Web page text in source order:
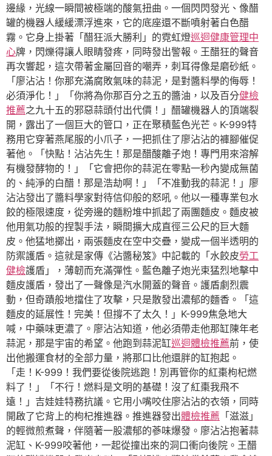
邊緣，光線一瞬間被極端的酸氣扭曲。一個閃閃發光、像醋
罐的機器人緩緩漂浮進來，它的底座還不斷噴射著白色醋
霧。它身上掛著「醋狂派大勝利」的霓虹燈巡迴健康管理中
心牌，閃爍得讓人眼睛發疼，同時發出警報。王醋狂的聲音
再次響起，這次帶著金屬回音的嘲弄，刺耳得像是磨砂紙。
「廖沾沾！你那充滿腐敗氣味的蒜泥，是對醬料學的侮辱！
必須淨化！」「你將為你那百分之五的醬油，以及百分健檢
推薦之九十五的邪惡蒜頭付出代價！」醋罐機器人的頂端裂
開，露出了一個巨大的管口，正在聚積藍色光芒。K-999特
務用它穿著燕尾服的小爪子，一把抓住了廖沾沾的褲腳催促
著他。「快點！沾沾先生！那是醋酸離子炮！專門用來溶解
有機發酵物的！」「它會把你的蒜泥在零點一秒內變成無菌
的、純淨的白醋！那是浩劫啊！」「不准動我的蒜泥！」廖
沾沾發出了醬料學家對待信仰般的怒吼。他以一種專業包水
餃的極限速度，從旁邊的麵粉堆中抓起了兩團麵皮。麵皮被
他用氣功般的捏製手法，瞬間擴大成直徑三公尺的巨大麵
皮。他猛地擲出，兩張麵皮在空中交疊，變成一個半透明的
防禦護盾。這就是家傳《沾醬秘笈》中記載的「水餃皮勞工
健檢護盾」，薄韌而充滿彈性。藍色離子炮光束猛烈地擊中
麵皮護盾，發出了一聲像是汽水開蓋的聲音。護盾劇烈震
動，但奇蹟般地擋住了攻擊，只是散發出濃郁的麵香。「這
麵皮的延展性！完美！但撐不了太久！」K-999焦急地大
喊，中藥味更濃了。廖沾沾知道，他必須帶走他那缸陳年老
蒜泥，那是宇宙的希望。他跑到蒜泥缸巡迴體檢推薦前，使
出他搬運食材的全部力量，將那口比他還胖的缸抱起。
「走！K-999！我們要從後院逃跑！別再管你的紅棗枸杞燃
料了！」「不行！燃料是文明的基礎！沒了紅棗我飛不
遠！」吉娃娃特務抗議。它用小嘴咬住廖沾沾的衣領，同時
開啟了它背上的枸杞推進器。推進器發出體檢推薦 「滋滋」
的輕微煎煮聲，伴隨著一股濃郁的蔘味爆發。廖沾沾抱著蒜
泥缸、K-999咬著他，一起從撞出來的洞口衝向後院。王醋